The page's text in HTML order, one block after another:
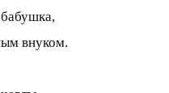
внуком.